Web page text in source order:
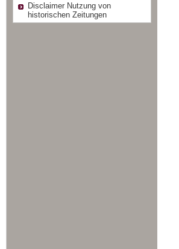
Disclaimer Nutzung von
historischen Zeitungen